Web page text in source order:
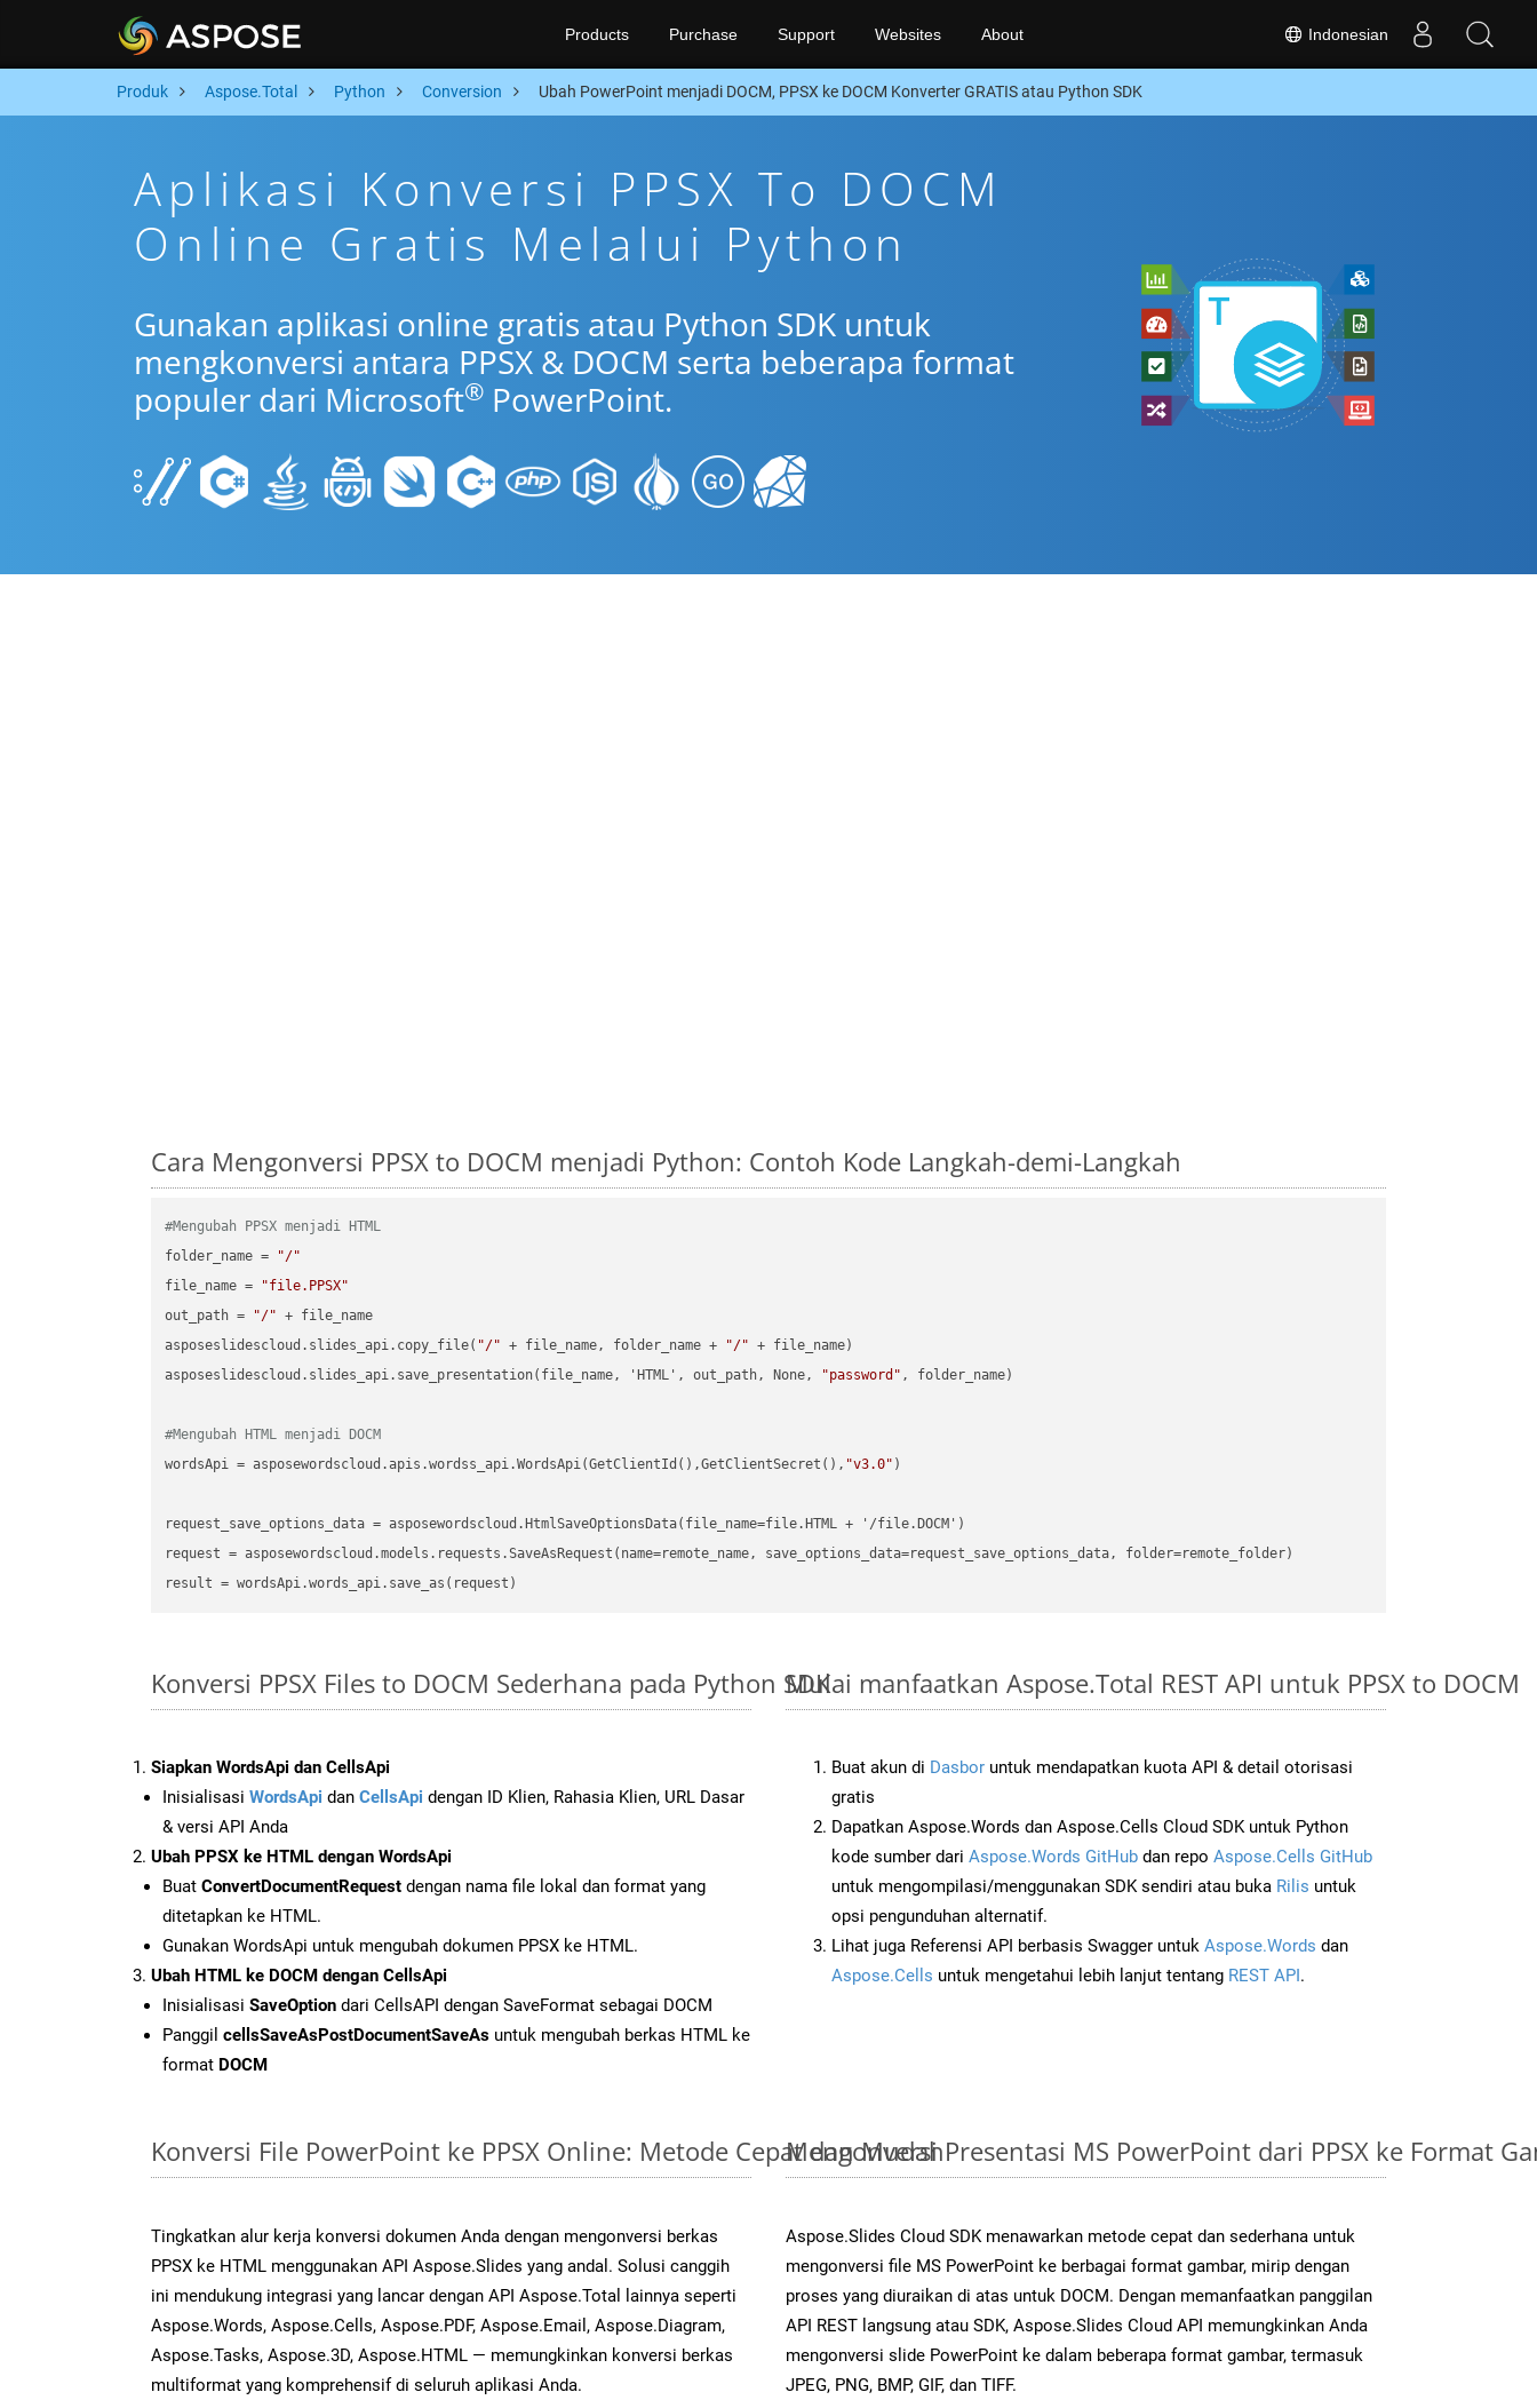
Indonesian
Products Purchase Support Websites About
Produk Aspose.Total Python Conversion Ubah PowerPoint menjadi DOCM, PPSX ke DOCM Konverter GRATIS atau Python SDK
Aplikasi Konversi PPSX To DOCM
Online Gratis Melalui Python
Gunakan aplikasi online gratis atau Python SDK untuk
mengkonversi antara PPSX & DOCM serta beberapa format
populer dari Microsoft® PowerPoint.
Cara Mengonversi PPSX to DOCM menjadi Python: Contoh Kode Langkah-demi-Langkah
#Mengubah PPSX menjadi HTML
folder_name =
"/"
file_name =
"file.PPSX"
out_path =
"/" + file_name
asposeslidescloud.slides_api.copy_file( "/" + file_name, folder_name + "/" + file_name)
asposeslidescloud.slides_api.save_presentation(file_name, 'HTML', out_path, None,
"password" , folder_name)
#Mengubah HTML menjadi DOCM
wordsApi = asposewordscloud.apis.wordss_api.WordsApi(GetClientId(),GetClientSecret(), "v3.0" )
request_save_options_data = asposewordscloud.HtmlSaveOptionsData(file_name=file.HTML + '/file.DOCM')
request = asposewordscloud.models.requests.SaveAsRequest(name=remote_name, save_options_data=request_save_options_data, folder=remote_folder)
Konversi PPSX Files to DOCM Sederhana pada Python SDK
Siapkan WordsApi dan CellsApi
Inisialisasi WordsApi dan CellsApi dengan ID Klien, Rahasia Klien, URL Dasar
& versi API Anda
Ubah PPSX ke HTML dengan WordsApi
Buat ConvertDocumentRequest dengan nama file lokal dan format yang
ditetapkan ke HTML.
Gunakan WordsApi untuk mengubah dokumen PPSX ke HTML.
Ubah HTML ke DOCM dengan CellsApi
Inisialisasi SaveOption dari CellsAPI dengan SaveFormat sebagai DOCM
Panggil cellsSaveAsPostDocumentSaveAs untuk mengubah berkas HTML ke
format DOCM
Mulai manfaatkan Aspose.Total REST API untuk PPSX to DOCM
Buat akun di Dasbor untuk mendapatkan kuota API & detail otorisasi
gratis
Dapatkan Aspose.Words dan Aspose.Cells Cloud SDK untuk Python
kode sumber dari Aspose.Words GitHub dan repo Aspose.Cells GitHub
untuk mengompilasi/menggunakan SDK sendiri atau buka Rilis untuk
opsi pengunduhan alternatif.
Lihat juga Referensi API berbasis Swagger untuk Aspose.Words dan
Aspose.Cells untuk mengetahui lebih lanjut tentang REST API.
Konversi File PowerPoint ke PPSX Online: Metode Cepat dan Mudah
Tingkatkan alur kerja konversi dokumen Anda dengan mengonversi berkas
PPSX ke HTML menggunakan API Aspose.Slides yang andal. Solusi canggih
ini mendukung integrasi yang lancar dengan API Aspose.Total lainnya seperti
Aspose.Words, Aspose.Cells, Aspose.PDF, Aspose.Email, Aspose.Diagram,
Aspose.Tasks, Aspose.3D, Aspose.HTML — memungkinkan konversi berkas
multiformat yang komprehensif di seluruh aplikasi Anda.
Mengonversi Presentasi MS PowerPoint dari PPSX ke Format
Aspose.Slides Cloud SDK menawarkan metode cepat dan sederhana untuk
mengonversi file MS PowerPoint ke berbagai format gambar, mirip dengan
proses yang diuraikan di atas untuk DOCM. Dengan memanfaatkan panggilan
API REST langsung atau SDK, Aspose.Slides Cloud API memungkinkan Anda
mengonversi slide PowerPoint ke dalam beberapa format gambar, termasuk
JPEG, PNG, BMP, GIF, dan TIFF.